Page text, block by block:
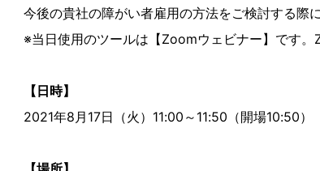
今後の貴社の障がい者雇用の方法をご検討する際
※当日使用のツールは【Zoomウェビナー】です
【日時】
2021年8月17日（火）11:00～11:50（開場10:50）